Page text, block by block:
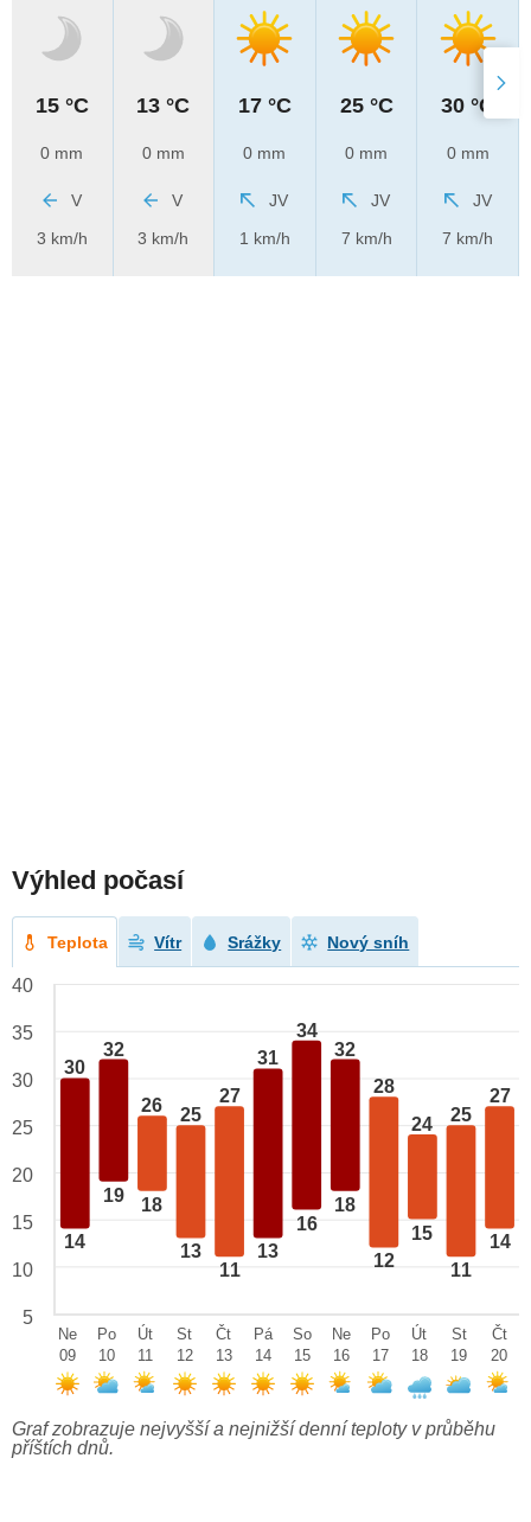
15 °C
0 mm
V
3 km/h
13 °C
0 mm
V
3 km/h
17 °C
0 mm
JV
1 km/h
25 °C
0 mm
JV
7 km/h
30 °C
0 mm
JV
7 km/h
Výhled počasí
Teplota Vítr Srážky Nový sníh
30
14
32
19
26
18
25
13
27
11
31
13
34
16
32
18
28
12
24
15
25
11
27
14
40
35
30
25
20
15
10
5
Ne
09
Po
10
Út
11
St
12
Čt
13
Pá
14
So
15
Ne
16
Po
17
Út
18
St
19
Čt
20
Graf zobrazuje nejvyšší a nejnižší denní teploty v průběhu
příštích dnů.